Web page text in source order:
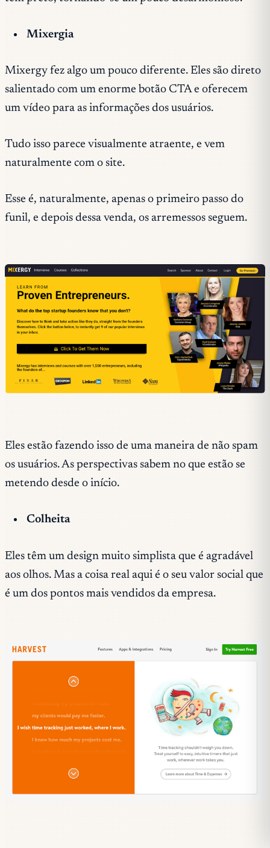
Mixergia
Mixergy fez algo um pouco diferente. Eles são direto
salientado com um enorme botão CTA e oferecem
um vídeo para as informações dos usuários.
Tudo isso parece visualmente atraente, e vem
naturalmente com o site.
Esse é, naturalmente, apenas o primeiro passo do
funil, e depois dessa venda, os arremessos seguem.
Eles estão fazendo isso de uma maneira de não spam
os usuários. As perspectivas sabem no que estão se
metendo desde o início.
Colheita
Eles têm um design muito simplista que é agradável
aos olhos. Mas a coisa real aqui é o seu valor social que
é um dos pontos mais vendidos da empresa.